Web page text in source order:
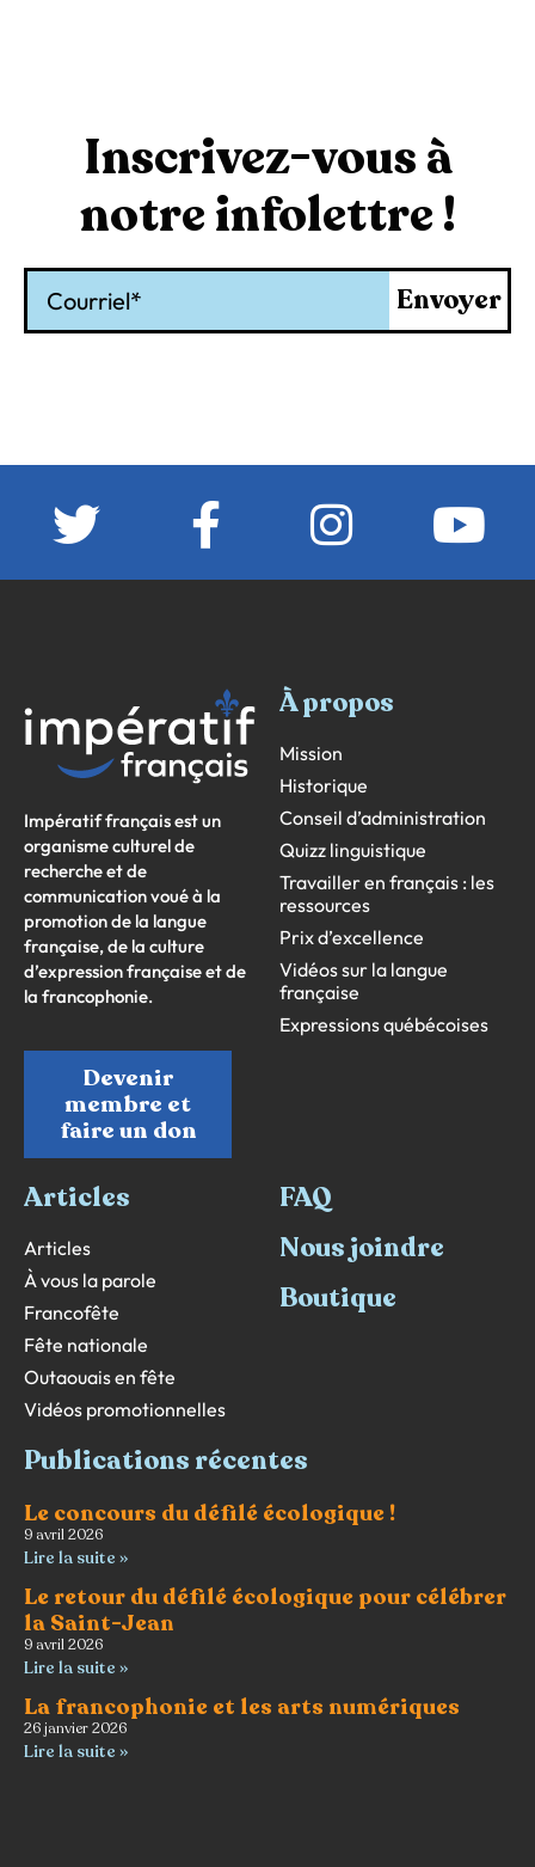
Inscrivez-vous à
notre infolettre !
Envoyer
Impératif français est un
organisme culturel de
recherche et de
communication voué à la
promotion de la langue
française, de la culture
d’expression française et de
la francophonie.
Devenir
membre et
faire un don
À propos
Mission
Historique
Conseil d’administration
Quizz linguistique
Travailler en français : les
ressources
Prix d’excellence
Vidéos sur la langue
française
Expressions québécoises
Articles
Articles
À vous la parole
Francofête
Fête nationale
Outaouais en fête
Vidéos promotionnelles
FAQ
Nous joindre
Boutique
Publications récentes
Le concours du défilé écologique !
9 avril 2026
Lire la suite »
Le retour du défilé écologique pour célébrer
la Saint-Jean
9 avril 2026
Lire la suite »
La francophonie et les arts numériques
26 janvier 2026
Lire la suite »